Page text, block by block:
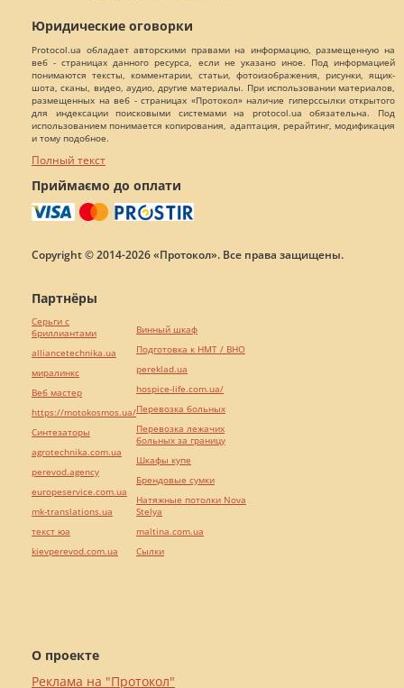
Юридические оговорки
Protocol.ua обладает авторскими правами на информацию, размещенную на
веб - страницах данного ресурса, если не указано иное. Под информацией
понимаются тексты, комментарии, статьи, фотоизображения, рисунки, ящик-
шота, сканы, видео, аудио, другие материалы. При использовании материалов,
размещенных на веб - страницах «Протокол» наличие гиперссылки открытого
для индексации поисковыми системами на protocol.ua обязательна. Под
использованием понимается копирования, адаптация, рерайтинг, модификация
и тому подобное.
Полный текст
Приймаємо до оплати
Copyright © 2014-2026 «Протокол». Все права защищены.
О проекте
Реклама на "Протокол"
Партнёры
Серьги с
бриллиантами
alliancetechnika.ua
миралинкс
Веб мастер
https://motokosmos.ua/
Синтезаторы
agrotechnika.com.ua
perevod.agency
europeservice.com.ua
mk-translations.ua
текст юа
kievperevod.com.ua
Винный шкаф
Подготовка к НМТ / ВНО
pereklad.ua
hospice-life.com.ua/
Перевозка больных
Перевозка лежачих
больных за границу
Шкафы купе
Брендовые сумки
Натяжные потолки Nova
Stelya
maltina.com.ua
Cылки